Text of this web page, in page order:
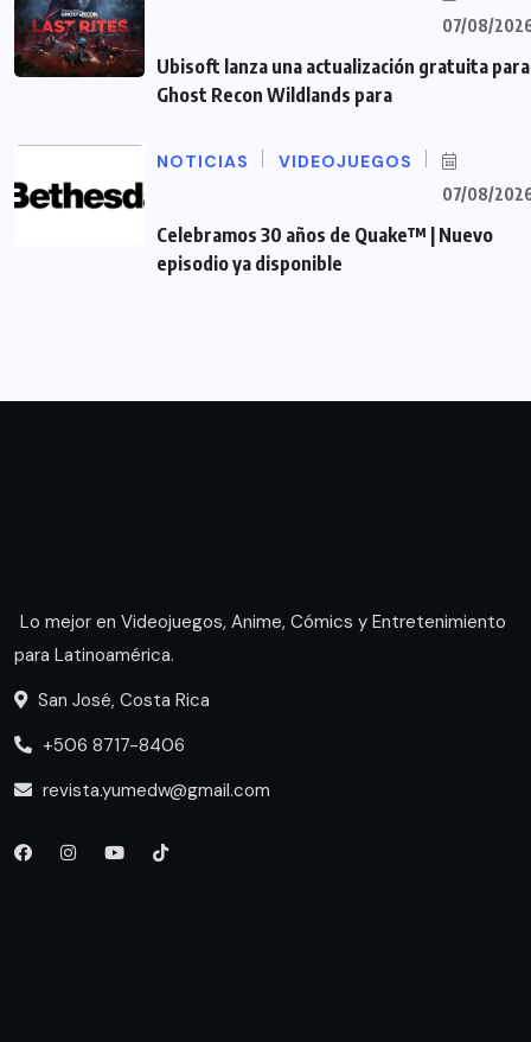
07/08/
Ubisoft lanza una actualización gratuita para
Ghost Recon Wildlands para
NOTICIAS VIDEOJUEGOS
07/08/
Celebramos 30 años de Quake™ | Nuevo
episodio ya disponible
Lo mejor en Videojuegos, Anime, Cómics y Entretenimiento
para Latinoamérica.
San José, Costa Rica
+506 8717-8406
revista.yumedw@gmail.com